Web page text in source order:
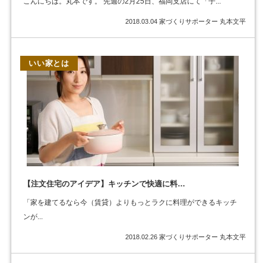
2018.03.04 家づくりサポーター 丸本文平
いい家とは
【注文住宅のアイデア】キッチンで快適に料…
「家を建てるなら今（賃貸）よりもっとラクに料理ができるキッチ
ンが...
2018.02.26 家づくりサポーター 丸本文平